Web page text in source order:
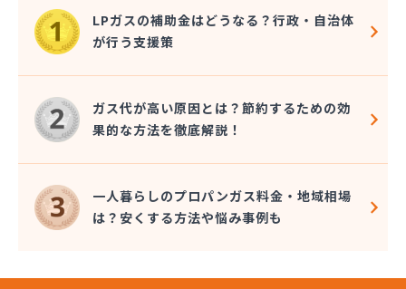
広島団地ガス協業組合
佐々木商店
三愛オブリガス中国株式会社 広島支店
三原食糧企業組合・三原食糧プロパン部
三崎商店
秋山プロパン・電器店
松井商事有限会社
松村プロパン
松島燃料店
食協株式会社 広島販売所
食協株式会社 燃料部 燃料課
LPガスの補助金はどうなる？行政・自治体
が行う支援策
ガス代が高い原因とは？節約するための効
果的な方法を徹底解説！
一人暮らしのプロパンガス料金・地域相場
は？安くする方法や悩み事例も